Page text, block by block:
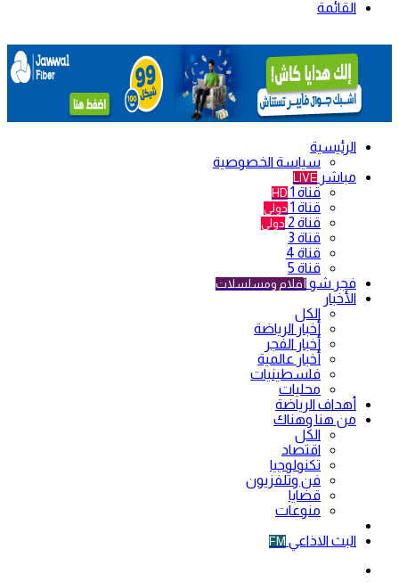
القائمة
الرئيسية
سياسة الخصوصية
مباشر LIVE
قناة 1 HD
قناة 1 دولي
قناة 2 دولي
قناة 3
قناة 4
قناة 5
فجر شو أفلام ومسلسلات
الأخبار
الكل
أخبار الرياضة
أخبار الفجر
أخبار عالمية
فلسطينيات
محليات
أهداف الرياضة
من هنا وهناك
الكل
اقتصاد
تكنولوجيا
فن وتلفزيون
قضايا
منوعات
البث الاذاعي FM